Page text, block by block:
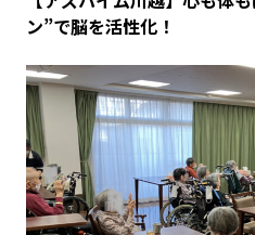
ン”で脳を活性化！